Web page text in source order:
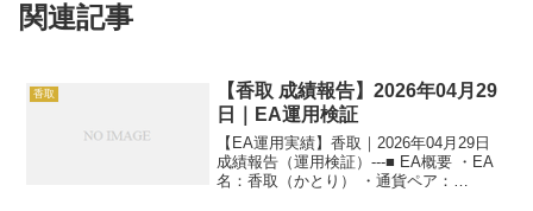
関連記事
香取
【香取 成績報告】2026年04月29
日｜EA運用検証
【EA運用実績】香取｜2026年04月29日
成績報告（運用検証）---■ EA概要 ・EA
名：香取（かとり） ・通貨ペア：